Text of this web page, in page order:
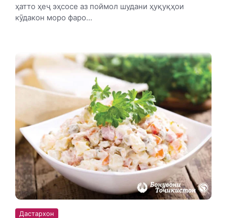
ҳатто ҳеҷ эҳсосе аз поймол шудани ҳуқуқҳои
кӯдакон моро фаро...
Дастархон